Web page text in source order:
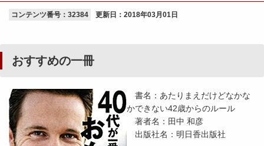
コンテンツ番号：32384 更新日： 2018年03月01日
おすすめの一冊
書名：あたりまえだけどなかな
かできない42歳からのルール
著者名：田中 和彦
出版社名：明日香出版社